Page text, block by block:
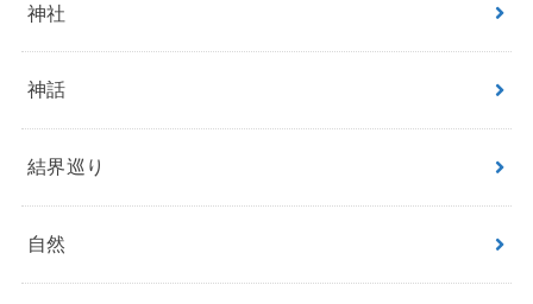
神社
神話
結界巡り
自然